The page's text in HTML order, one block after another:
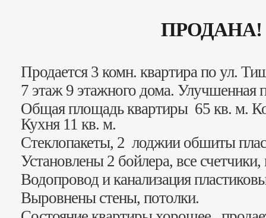
ПРОДАНА!
Продается 3 комн. квартира по ул.
7 этаж 9 этажного дома. Улучшенная
Общая площадь квартиры 65 кв. м.
Кухня 11 кв. м.
Стеклопакеты, 2 лоджии обшиты
Установлены 2 бойлера, все счетчики,
Водопровод и канализация
Выровнены стены, потолки.